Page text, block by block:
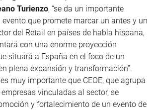
Turienzo, “se da un importante
que promete marcar un antes y un
del Retail en países de habla hispana,
con una enorme proyección
situará a España en el foco de un
plena expansión y transformación”.
muy importante que CEOE, que agrupa
vinculadas al sector, se
y fortalecimiento de un evento de